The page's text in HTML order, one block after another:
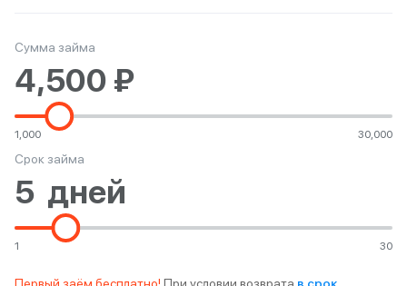
Сумма займа
1,000 30,000
Срок займа
1 30
Сервис пока в разработке
Извините за неудобства